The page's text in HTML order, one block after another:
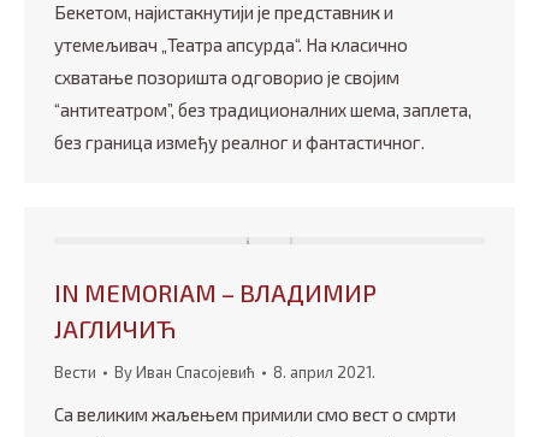
Бекетом, најистакнутији је представник и
утемељивач „Театра апсурда“. На класично
схватање позоришта одговорио је својим
“антитеатром”, без традиционалних шема, заплета,
без граница између реалног и фантастичног.
IN MEMORIAM – ВЛАДИМИР
ЈАГЛИЧИЋ
Вести ByИван Спасојевић 8. април 2021.
Са великим жаљењем примили смо вест о смрти